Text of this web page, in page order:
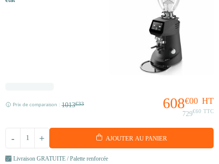
608€00 HT
729€60 TTC
Prix de comparaison : 1013€33
+
- AJOUTER AU PANIER
Livraison GRATUITE / Palette renforcée